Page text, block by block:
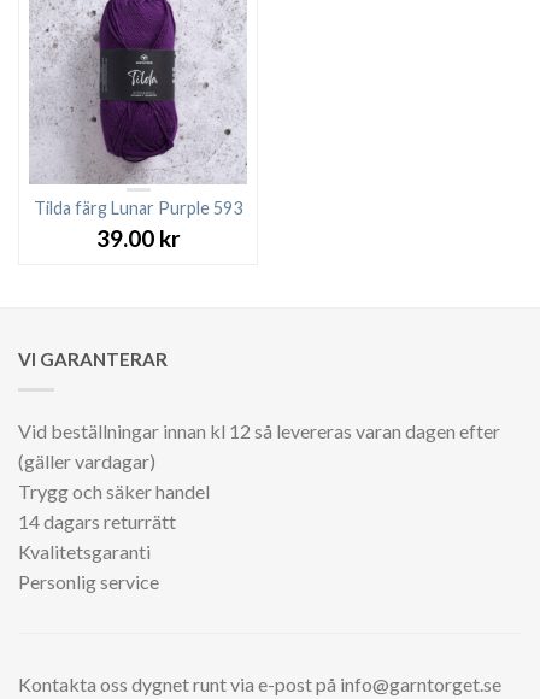
Tilda färg Lunar Purple 593
39.00 kr
VI GARANTERAR
Vid beställningar innan kl 12 så levereras varan dagen efter
(gäller vardagar)
Trygg och säker handel
14 dagars returrätt
Kvalitetsgaranti
Personlig service
Kontakta oss dygnet runt via e-post på info@garntorget.se